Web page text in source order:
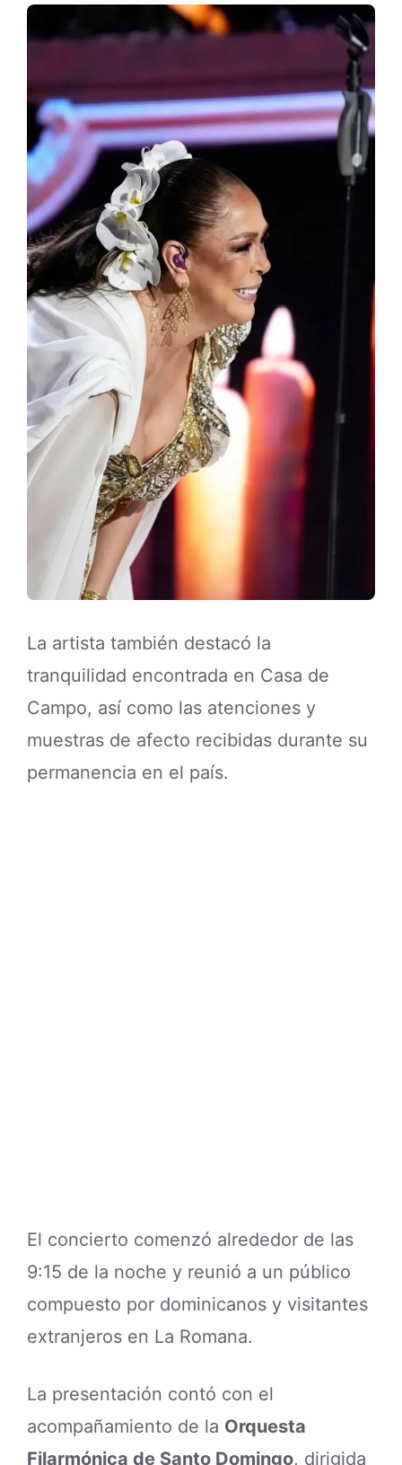
La artista también destacó la
tranquilidad encontrada en Casa de
Campo, así como las atenciones y
muestras de afecto recibidas durante su
permanencia en el país.
El concierto comenzó alrededor de las
9:15 de la noche y reunió a un público
compuesto por dominicanos y visitantes
extranjeros en La Romana.
La presentación contó con el
acompañamiento de la Orquesta
Filarmónica de Santo Domingo, dirigida